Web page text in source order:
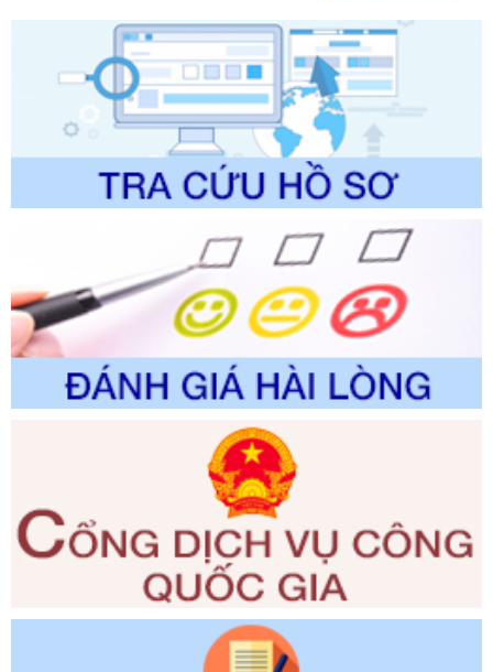
thao và Du lịch
Ngày ban hành: 01/06/2026
Số kí hiệu:2310/QĐ-UBND
Tên: Về việc công bố Danh mục thủ tục hành chính sửa
đổi, bổ sung và phê duyệt Quy trình nội bộ, quy trình điện tử
trong giải quyết thủtục hành chính lĩnh vực biến đổi khí hậu
thuộc phạm vi giải quyết của Sở Nông nghiệp và Môi
2300/QĐ-UBND
Tên: V/v công bố danh mục thủ tục hành chính được sửa
đổi, bổ sung và phê duyệt quy trình nội bộ, quy trình điện tử
giải quyết thủ tục hành chính trong lĩnh vực Luật sư thuộc
phạm vi chức năng quản lý của Sở Tư pháp
Ngày ban hành: 01/06/2026
Số kí hiệu:351/2025/NĐ-CP
Tên: Nghị định số 351/2025/NĐ-CP của Chính phủ: Quy
định chuẩn nghèo đa chiều quốc gia giai đoạn 2026 - 2030
Ngày ban hành: 29/12/2026
Số kí hiệu:
3014/QĐ-UBND
Tên: Quyết định về việc công bố danh mục thủ tục hành
chính ban hành mới, sửa đổi bổ sung trong lĩnh vực hỗ trợ
đầu tư, lĩnh vực đấu thầu lựa chọn nhà thầu thuộc thẩm
quyền giải quyết của Sở Tài chính và Ban Quản lý Khu kinh
Ngày ban hành: 23/09/2026